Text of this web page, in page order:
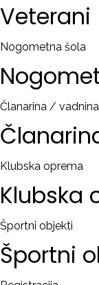
Veterani
Nogometna šola
Članarina / vadnina
Klubska oprema
Klubska
Športni objekti
Športni